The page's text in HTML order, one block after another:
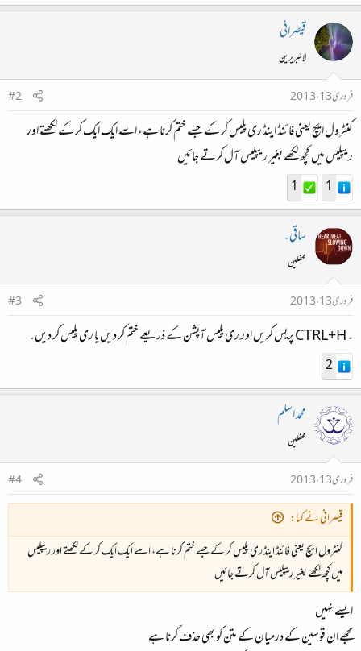
قیصرانی
لائبریرین
فروری 13، 2013
#2
کنٹرول ایچ یعنی فائنڈ اینڈ ری پلیس کر کے جسے ختم کرنا ہے، اسے ایک ایک کر کے لکھتے اور
ریپلیس میں کچھ لکھے بغیر ریپلیس آل کرتے جائیں
1
1
ساقی۔
محفلین
فروری 13، 2013
#3
۔CTRL+H پریس کریں اور ری پلیس آپشن کے ذریعے ختم کر دیں یا ری پلیس کر دیں۔
2
محمد اسلم
محفلین
فروری 13، 2013
#4
قیصرانی نے کہا:
کنٹرول ایچ یعنی فائنڈ اینڈ ری پلیس کر کے جسے ختم کرنا ہے، اسے ایک ایک کر کے لکھتے اور ریپلیس
میں کچھ لکھے بغیر ریپلیس آل کرتے جائیں
ایسے نہیں
مجھے ان قوسین کے درمیان کے متن کو بھی حذف کرنا ہے